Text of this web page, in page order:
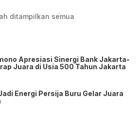
ditampilkan semua
Apresiasi Sinergi Bank Jakarta-
Juara di Usia 500 Tahun Jakarta
Energi Persija Buru Gelar Juara